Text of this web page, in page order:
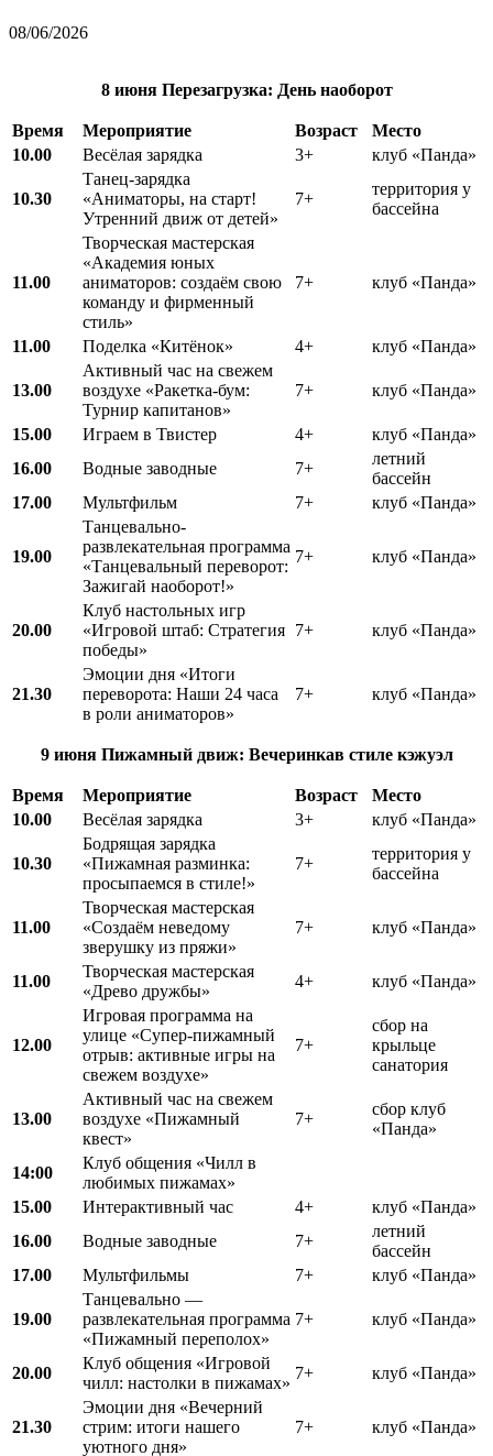
08/06/2026
8 июня Перезагрузка: День наоборот
Время Мероприятие Возраст
Место
10.00
Весёлая зарядка 3+ клуб «Панда»
10.30
Танец-зарядка
«Аниматоры, на старт!
Утренний движ от детей»
7+
территория у
бассейна
11.00
Творческая мастерская
«Академия юных
аниматоров: создаём свою
команду и фирменный
стиль»
7+ клуб «Панда»
11.00 Поделка «Китёнок» 4+ клуб «Панда»
13.00
Активный час на свежем
воздухе «Ракетка-бум:
Турнир капитанов»
7+ клуб «Панда»
15.00 Играем в Твистер 4+
клуб «Панда»
16.00
Водные заводные 7+
летний
бассейн
17.00
Мультфильм 7+ клуб «Панда»
19.00
Танцевально-
развлекательная программа
«Танцевальный переворот:
Зажигай наоборот!»
7+ клуб «Панда»
20.00
Клуб настольных игр
«Игровой штаб: Стратегия
победы»
7+ клуб «Панда»
21.30
Эмоции дня «Итоги
переворота: Наши 24 часа
в роли аниматоров»
7+ клуб «Панда»
9 июня Пижамный движ: Вечеринкав стиле кэжуэл
Время Мероприятие Возраст
Место
10.00
Весёлая зарядка 3+ клуб «Панда»
10.30
Бодрящая зарядка
«Пижамная разминка:
просыпаемся в стиле!»
7+
территория у
бассейна
11.00
Творческая мастерская
«Создаём неведому
зверушку из пряжи»
7+ клуб «Панда»
11.00
Творческая мастерская
«Древо дружбы»
4+ клуб «Панда»
12.00
Игровая программа на
улице «Супер-пижамный
отрыв: активные игры на
свежем воздухе»
7+
сбор на
крыльце
санатория
13.00
Активный час на свежем
воздухе «Пижамный
квест»
7+
сбор клуб
«Панда»
14:00
Клуб общения «Чилл в
любимых пижамах»
15.00
Интерактивный час 4+
клуб «Панда»
16.00
Водные заводные 7+
летний
бассейн
17.00
Мультфильмы 7+ клуб «Панда»
19.00
Танцевально —
развлекательная программа
«Пижамный переполох»
7+ клуб «Панда»
20.00
Клуб общения «Игровой
чилл: настолки в пижамах»
7+ клуб «Панда»
21.30
Эмоции дня «Вечерний
стрим: итоги нашего
уютного дня»
7+ клуб «Панда»